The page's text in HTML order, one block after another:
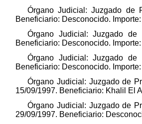
Órgano Judicial: Juzgado de
Beneficiario: Desconocido.
Órgano Judicial: Juzgado de
Beneficiario: Desconocido.
Órgano Judicial: Juzgado de
Beneficiario: Desconocido.
Órgano Judicial: Juzgado de
15/09/1997. Beneficiario: Khalil El
Órgano Judicial: Juzgado de
29/09/1997. Beneficiario: